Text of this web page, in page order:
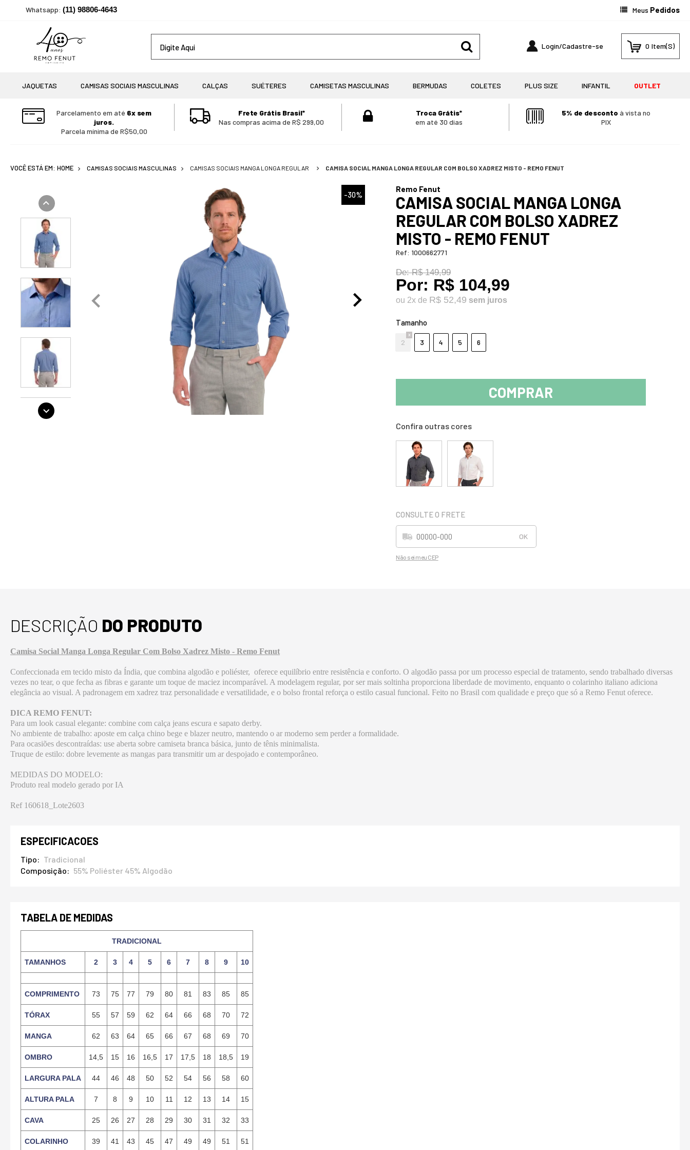
Whatsapp: (11) 98806-4643 Meus Pedidos
0
CAMISAS SOCIAIS MASCULINAS CAMISETAS MASCULINAS BERMUDAS
CALÇAS SUÉTERES PLUS SIZE
JAQUETAS COLETES OUTLET
INFANTIL
Parcelamento em até 6x sem
juros.
Parcela mínima de R$50,00
Frete Grátis Brasil*
Nas compras acima de R$ 299,00
Troca Grátis*
em até 30 dias
5% de desconto à vista no
PIX
CAMISAS SOCIAIS MASCULINAS CAMISAS SOCIAIS MANGA LONGA REGULAR CAMISA SOCIAL MANGA LONGA REGULAR COM BOLSO XADREZ MISTO - REMO FENUT
-30%
Remo Fenut
CAMISA SOCIAL MANGA LONGA
REGULAR COM BOLSO XADREZ
MISTO - REMO FENUT
Ref: 1000662771
De:R$ 149,99
Por: R$ 104,99
ou 2x de R$ 52,49
Tamanho
2 3 4 5 6
COMPRAR
Não sei meu CEP
DESCRIÇÃO DO PRODUTO
Camisa Social Manga Longa Regular Com Bolso Xadrez Misto - Remo Fenut
Confeccionada em tecido misto da Índia, que combina algodão e poliéster, oferece equilíbrio entre resistência e conforto. O algodão passa por um processo especial de tratamento, sendo trabalhado diversas
vezes no tear, o que fecha as fibras e garante um toque de maciez incomparável. A modelagem regular, por ser mais soltinha proporciona liberdade de movimento, enquanto o colarinho italiano adiciona
elegância ao visual. A padronagem em xadrez traz personalidade e versatilidade, e o bolso frontal reforça o estilo casual funcional. Feito no Brasil com qualidade e preço que só a Remo Fenut oferece.
DICA REMO FENUT:
Para um look casual elegante: combine com calça jeans escura e sapato derby.
No ambiente de trabalho: aposte em calça chino bege e blazer neutro, mantendo o ar moderno sem perder a formalidade.
Para ocasiões descontraídas: use aberta sobre camiseta branca básica, junto de tênis minimalista.
Truque de estilo: dobre levemente as mangas para transmitir um ar despojado e contemporâneo.
MEDIDAS DO MODELO:
Produto real modelo gerado por IA
Ref 160618_Lote2603
ESPECIFICACOES
Tipo
Tradicional
Composição
55% Poliéster 45% Algodão
TABELA DE MEDIDAS
TRADICIONAL
TAMANHOS 2 3 4 5 6 7 8 9 10
COMPRIMENTO 73 75 77 79 80 81 83 85 85
TÓRAX 55 57 59 62 64 66 68 70 72
MANGA 62 63 64 65 66 67 68 69 70
OMBRO 14,5 15 16 16,5 17 17,5 18 18,5 19
LARGURA PALA 44 46 48 50 52 54 56 58 60
ALTURA PALA 7 8 9 10 11 12 13 14 15
CAVA 25 26 27 28 29 30 31 32 33
COLARINHO 39 41 43 45 47 49 49 51 51